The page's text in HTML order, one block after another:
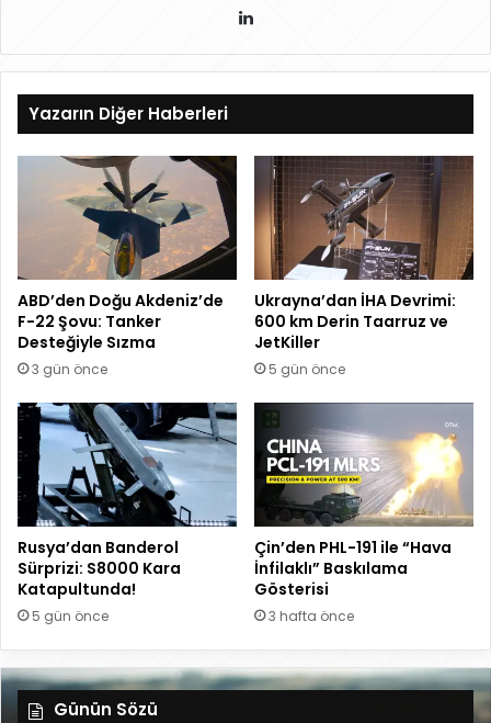
dIn
Yazarın Diğer Haberleri
ABD’den Doğu Akdeniz’de
F-22 Şovu: Tanker
Desteğiyle Sızma
3 gün önce
Ukrayna’dan İHA Devrimi:
600 km Derin Taarruz ve
JetKiller
5 gün önce
Rusya’dan Banderol
Sürprizi: S8000 Kara
Katapultunda!
5 gün önce
Çin’den PHL-191 ile “Hava
İnfilaklı” Baskılama
Gösterisi
3 hafta önce
Günün Sözü